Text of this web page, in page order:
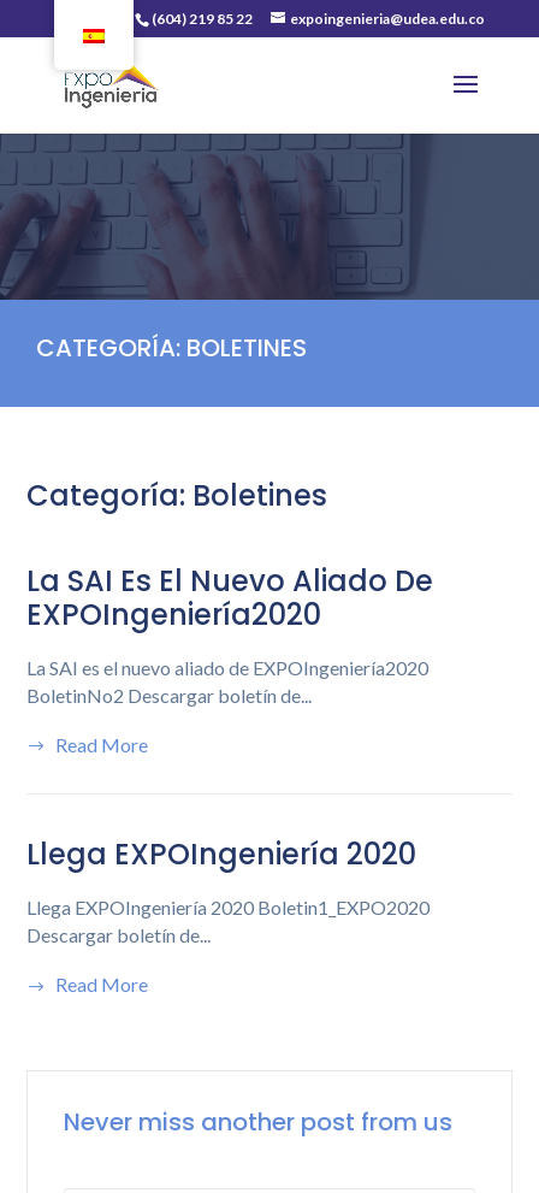
(604) 219 85 22 expoingenieria@udea.edu.co
CATEGORÍA: BOLETINES
Categoría: Boletines
La SAI Es El Nuevo Aliado De
EXPOIngeniería2020
La SAI es el nuevo aliado de EXPOIngeniería2020
BoletinNo2 Descargar boletín de...
Read More
Llega EXPOIngeniería 2020
Llega EXPOIngeniería 2020 Boletin1_EXPO2020
Descargar boletín de...
Read More
Never miss another post from us